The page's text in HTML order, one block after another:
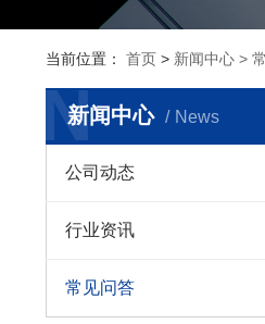
当前位置： 首页 > 新闻中心 >
新闻中心 News
N
公司动态
行业资讯
常见问答